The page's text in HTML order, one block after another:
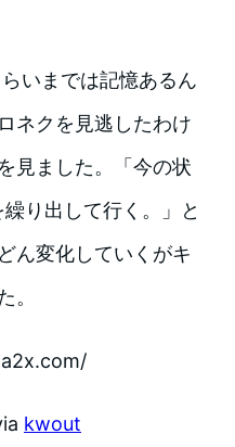
いまでは記憶あるん
ネクを見逃したわけ
見ました。「今の状
り出して行く。」と
ん変化していくがキ
。
kwout